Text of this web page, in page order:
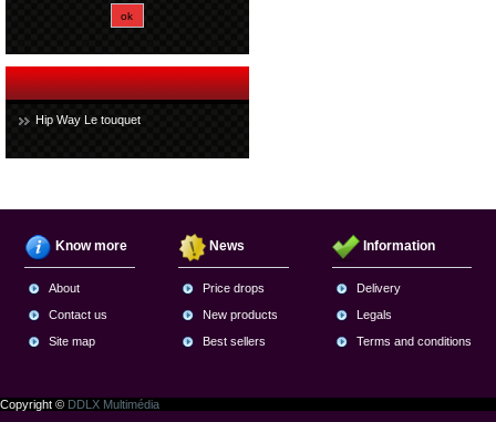
Hip Way Le touquet
Know more
About
Contact us
Site map
News
Price drops
New products
Best sellers
Information
Delivery
Legals
Terms and conditions
Copyright © DDLX Multimédia